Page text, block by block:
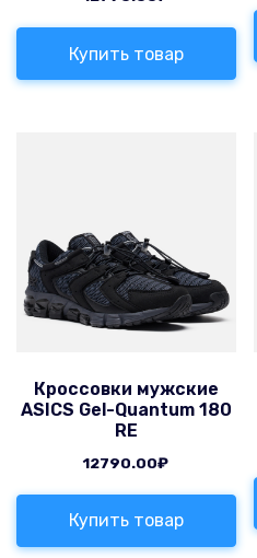
Купить товар
Кроссовки мужские
ASICS Gel-Quantum 180
RE
12790.00₽
Купить товар